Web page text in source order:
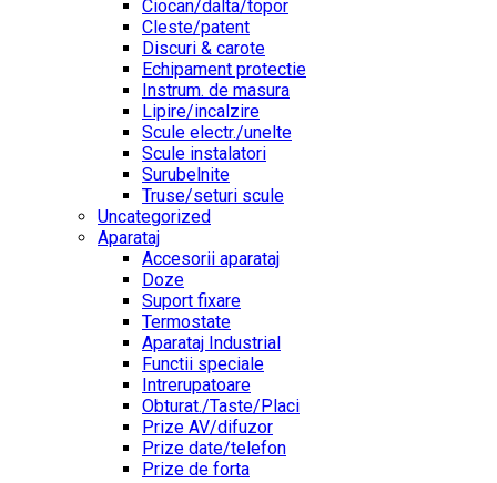
Ciocan/dalta/topor
Cleste/patent
Discuri & carote
Echipament protectie
Instrum. de masura
Lipire/incalzire
Scule electr./unelte
Scule instalatori
Surubelnite
Truse/seturi scule
Uncategorized
Aparataj
Accesorii aparataj
Doze
Suport fixare
Termostate
Aparataj Industrial
Functii speciale
Intrerupatoare
Obturat./Taste/Placi
Prize AV/difuzor
Prize date/telefon
Prize de forta